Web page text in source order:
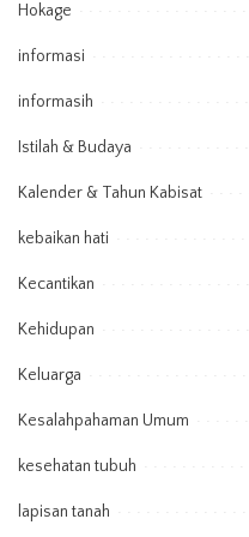
Hokage
informasi
informasih
Istilah & Budaya
Kalender & Tahun Kabisat
kebaikan hati
Kecantikan
Kehidupan
Keluarga
Kesalahpahaman Umum
kesehatan tubuh
lapisan tanah